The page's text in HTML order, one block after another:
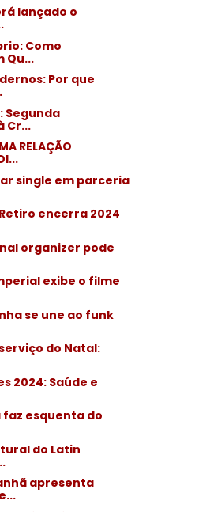
lançado o
Como
Qu...
Por que
Segunda
Cr...
RELAÇÃO
single em parceria
encerra 2024
organizer pode
exibe o filme
se une ao funk
do Natal:
2024: Saúde e
faz esquenta do
do Latin
apresenta